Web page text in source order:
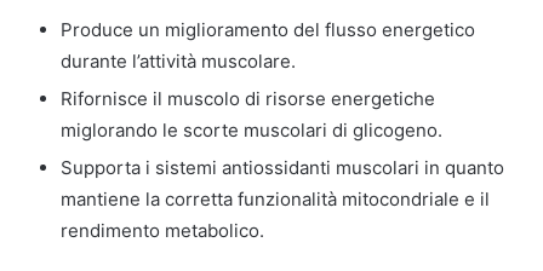
Produce un miglioramento del flusso energetico
durante l’attività muscolare.
Rifornisce il muscolo di risorse energetiche
miglorando le scorte muscolari di glicogeno.
Supporta i sistemi antiossidanti muscolari in quanto
mantiene la corretta funzionalità mitocondriale e il
rendimento metabolico.